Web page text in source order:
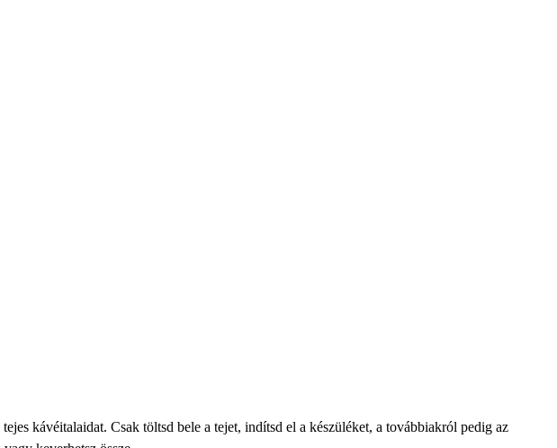
kávéitalaidat. Csak töltsd bele a tejet, indítsd el a készüléket, a továbbiakról pedig az